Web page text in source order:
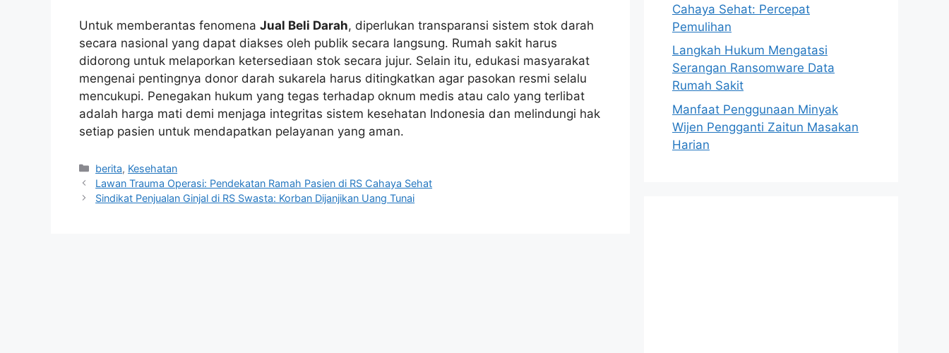
Untuk memberantas fenomena Jual Beli Darah, diperlukan transparansi sistem stok darah
secara nasional yang dapat diakses oleh publik secara langsung. Rumah sakit harus
didorong untuk melaporkan ketersediaan stok secara jujur. Selain itu, edukasi masyarakat
mengenai pentingnya donor darah sukarela harus ditingkatkan agar pasokan resmi selalu
mencukupi. Penegakan hukum yang tegas terhadap oknum medis atau calo yang terlibat
adalah harga mati demi menjaga integritas sistem kesehatan Indonesia dan melindungi hak
setiap pasien untuk mendapatkan pelayanan yang aman.
Kategori
berita, Kesehatan
Lawan Trauma Operasi: Pendekatan Ramah Pasien di RS Cahaya Sehat
Sindikat Penjualan Ginjal di RS Swasta: Korban Dijanjikan Uang Tunai
Cahaya Sehat: Percepat
Pemulihan
Langkah Hukum Mengatasi
Serangan Ransomware Data
Rumah Sakit
Manfaat Penggunaan Minyak
Wijen Pengganti Zaitun Masakan
Harian